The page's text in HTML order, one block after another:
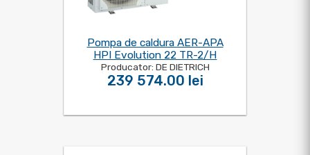
Pompa de caldura AER-APA
HPI Evolution 22 TR-2/H
Producator: DE DIETRICH
239 574.00 lei